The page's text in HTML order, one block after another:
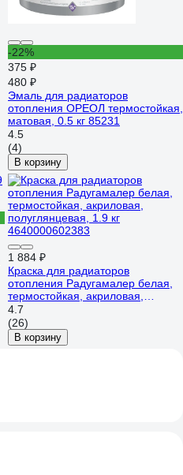
-22%
375 ₽
480 ₽
Эмаль для радиаторов
отопления ОРЕОЛ термостойкая,
матовая, 0.5 кг 85231
4.5
(4)
В корзину
1 884 ₽
Краска для радиаторов
отопления Радугамалер белая,
термостойкая, акриловая,
полуглянцевая, 1.9 кг
4640000602383
4.7
(26)
В корзину